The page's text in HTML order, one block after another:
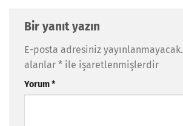
Bir yanıt yazın
E-posta adresiniz yayınlanmayacak.
alanlar * ile işaretlenmişlerdir
Yorum*